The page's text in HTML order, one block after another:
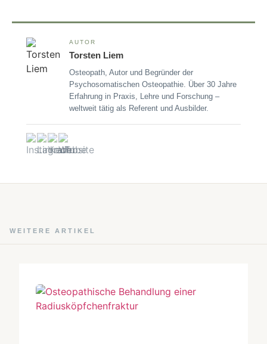
AUTOR
Torsten Liem
Osteopath, Autor und Begründer der
Psychosomatischen Osteopathie. Über 30 Jahre
Erfahrung in Praxis, Lehre und Forschung –
weltweit tätig als Referent und Ausbilder.
WEITERE ARTIKEL